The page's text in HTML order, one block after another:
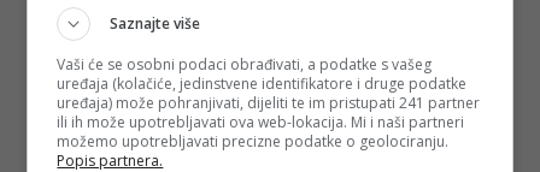
Saznajte više
Vaši će se osobni podaci obrađivati, a podatke s vašeg
uređaja (kolačiće, jedinstvene identifikatore i druge podatke
uređaja) može pohranjivati, dijeliti te im pristupati 241 partner
ili ih može upotrebljavati ova web-lokacija. Mi i naši partneri
možemo upotrebljavati precizne podatke o geolociranju.
Popis partnera.